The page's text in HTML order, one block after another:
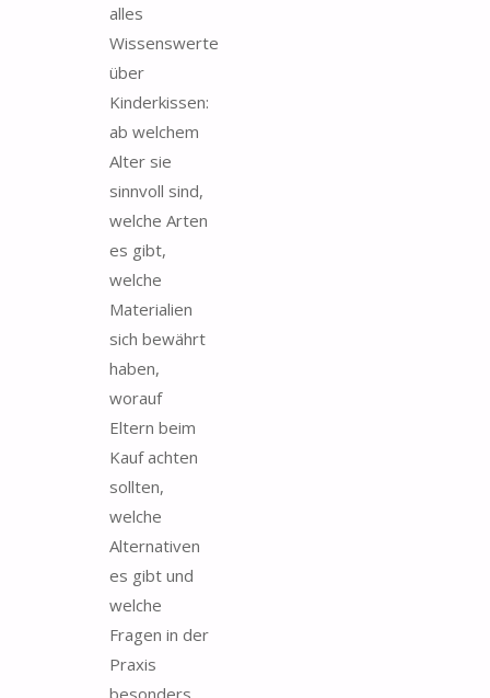
alles
Wissenswerte
über
Kinderkissen:
ab welchem
Alter sie
sinnvoll sind,
welche Arten
es gibt,
welche
Materialien
sich bewährt
haben,
worauf
Eltern beim
Kauf achten
sollten,
welche
Alternativen
es gibt und
welche
Fragen in der
Praxis
besonders